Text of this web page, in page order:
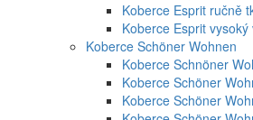
Koberce Esprit ručně
Koberce Esprit vysoký
Koberce Schöner Wohnen
Koberce Schnöner
Koberce Schöner
Koberce Schöner